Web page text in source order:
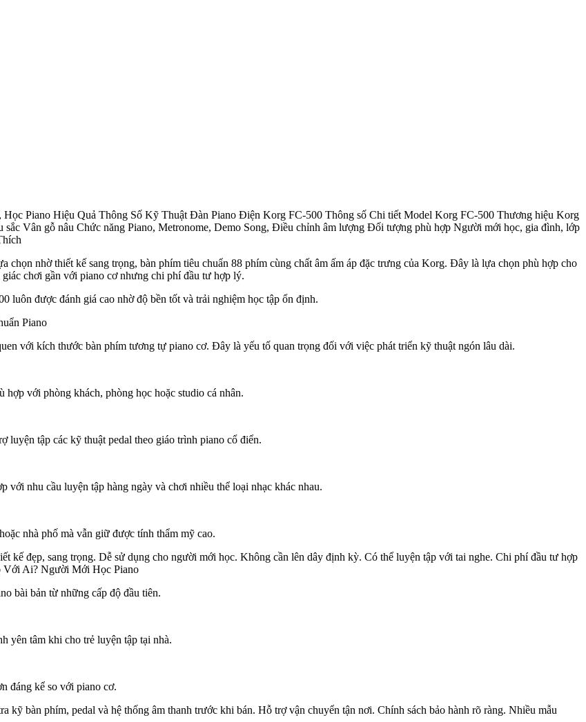
Piano Hiệu Quả Thông Số Kỹ Thuật Đàn Piano Điện Korg FC-500 Thông số Chi tiết Model Korg FC-500 Thương hiệu Korg
Vân gỗ nâu Chức năng Piano, Metronome, Demo Song, Điều chỉnh âm lượng Đối tượng phù hợp Người mới học, gia đình, lớp
nhờ thiết kế sang trọng, bàn phím tiêu chuẩn 88 phím cùng chất âm ấm áp đặc trưng của Korg. Đây là lựa chọn phù hợp cho
chơi gần với piano cơ nhưng chi phí đầu tư hợp lý.
được đánh giá cao nhờ độ bền tốt và trải nghiệm học tập ổn định.
Piano
với kích thước bàn phím tương tự piano cơ. Đây là yếu tố quan trọng đối với việc phát triển kỹ thuật ngón lâu dài.
với phòng khách, phòng học hoặc studio cá nhân.
luyện tập các kỹ thuật pedal theo giáo trình piano cổ điển.
nhu cầu luyện tập hàng ngày và chơi nhiều thể loại nhạc khác nhau.
nhà phố mà vẫn giữ được tính thẩm mỹ cao.
đẹp, sang trọng. Dễ sử dụng cho người mới học. Không cần lên dây định kỳ. Có thể luyện tập với tai nghe. Chi phí đầu tư hợp
Với Ai? Người Mới Học Piano
bài bản từ những cấp độ đầu tiên.
yên tâm khi cho trẻ luyện tập tại nhà.
đáng kể so với piano cơ.
bàn phím, pedal và hệ thống âm thanh trước khi bán. Hỗ trợ vận chuyển tận nơi. Chính sách bảo hành rõ ràng. Nhiều mẫu